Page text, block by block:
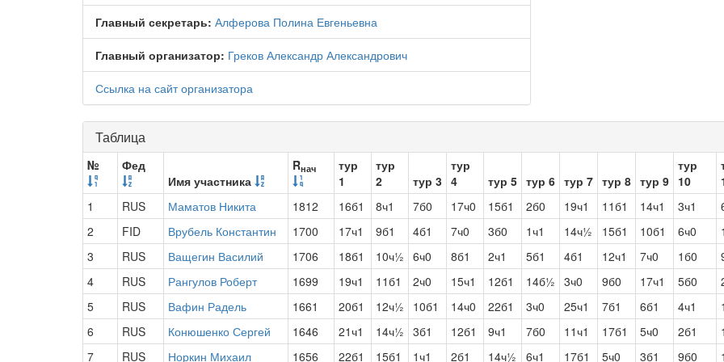
Главный секретарь: Алферова Полина Евгеньевна
Главный организатор: Греков Александр Александрович
Ссылка на сайт организатора
Таблица
№
Фед
Имя участника
Rнач
тур
1
тур
2
тур 3
тур
4
тур 5 тур 6 тур 7 тур 8 тур 9
тур
10
1
RUS Маматов Никита 1812 16б1 8ч1 7б0 17ч0 15б1 2б0 19ч1 11б1 14ч1 3ч1
2
FID Врубель Константин 1700 17ч1 9б1 4б1 7ч0 3б0 1ч1 14ч½ 15б1 10б1 6ч0
3
RUS Ващегин Василий 1706 18б1 10ч½ 6ч0 8б1 2ч1 5б1 4б1 12ч1 7ч0 1б0
4
RUS Рангулов Роберт 1699 19ч1 11б1 2ч0 15ч1 12б1 14б½ 3ч0 9б0 17ч1 5б0
5
RUS Вафин Радель 1661 20б1 12ч½ 10б1 14ч0 22б1 3ч0 25ч1 7б1 6б1 4ч1
6
RUS Конюшенко Сергей 1646 21ч1 14ч½ 3б1 12б1 9ч1 7б0 11ч1 17б1 5ч0 2б1
7
RUS Норкин Михаил 1656 22б1 15б1 1ч1 2б1 14ч½ 6ч1 17б1 5ч0 3б1 9б0